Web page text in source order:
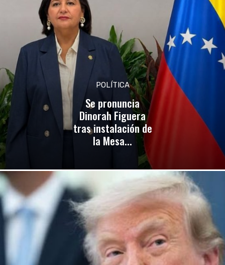
POLÍTICA
Se pronuncia
Dinorah Figuera
tras instalación de
la Mesa...